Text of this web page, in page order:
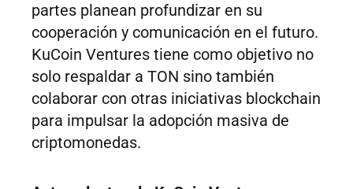
partes planean profundizar en su
cooperación y comunicación en el futuro.
KuCoin Ventures tiene como objetivo no
solo respaldar a TON sino también
colaborar con otras iniciativas blockchain
para impulsar la adopción masiva de
criptomonedas.